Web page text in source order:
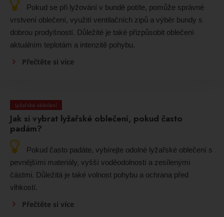
Pokud se při lyžování v bundě potíte, pomůže správné
vrstvení oblečení, využití ventilačních zipů a výběr bundy s
dobrou prodyšností. Důležité je také přizpůsobit oblečení
aktuálním teplotám a intenzitě pohybu.
Přečtěte si více
Lyžařské oblečení
Jak si vybrat lyžařské oblečení, pokud často
padám?
Pokud často padáte, vybírejte odolné lyžařské oblečení s
pevnějšími materiály, vyšší voděodolností a zesílenými
částmi. Důležitá je také volnost pohybu a ochrana před
vlhkostí.
Přečtěte si více